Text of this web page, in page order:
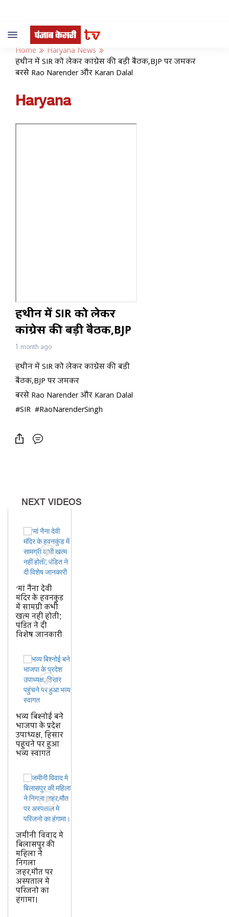
Toggle
navigation
Home
Haryana News
हथीन में SIR को लेकर कांग्रेस की बड़ी बैठक,BJP पर जमकर
बरसे Rao Narender और Karan Dalal
Haryana
हथीन में SIR को लेकर
कांग्रेस की बड़ी बैठक,BJP
पर जमकर बरसे Rao
Narender और Karan
Dalal
1 month ago
हथीन में SIR को लेकर कांग्रेस की बड़ी
बैठक,BJP पर जमकर
बरसे Rao Narender और Karan Dalal
#SIR #RaoNarenderSingh
#Palwal
NEXT VIDEOS
‘मां नैना देवी
मंदिर के हवनकुंड
में सामग्री कभी
खत्म नहीं होती’,
पंडित ने दी
विशेष जानकारी
भव्य बिश्नोई बने
भाजपा के प्रदेश
उपाध्यक्ष, हिसार
पहुंचने पर हुआ
भव्य स्वागत
जमीनी विवाद मे
बिलासपुर की
महिला ने
निगला
जहर,मौत पर
अस्पताल मे
परिजनो का
हंगामा।